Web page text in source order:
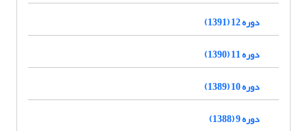
دوره 12 (1391)
دوره 11 (1390)
دوره 10 (1389)
دوره 9 (1388)